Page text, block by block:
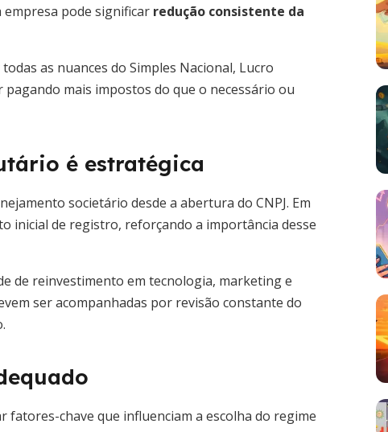
empresa pode significar redução consistente da
as nuances do Simples Nacional, Lucro
mais impostos do que o necessário ou
é estratégica
societário desde a abertura do CNPJ. Em
inicial de registro, reforçando a importância desse
de reinvestimento em tecnologia, marketing e
ser acompanhadas por revisão constante do
fatores-chave que influenciam a escolha do regime